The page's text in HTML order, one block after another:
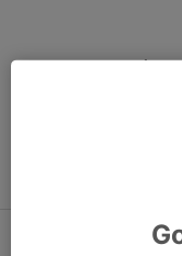
När ni fyller i